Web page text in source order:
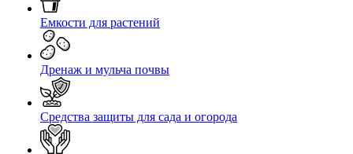
Емкости для растений
Дренаж и мульча почвы
Средства защиты для сада и огорода